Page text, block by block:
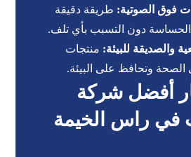
فوق الصوتية: طريقة دقيقة
الحساسة دون التسبب بأي تلف.
والصديقة للبيئة: منتجات
وتحافظ على البيئة.
أفضل شركة
في راس الخيمة